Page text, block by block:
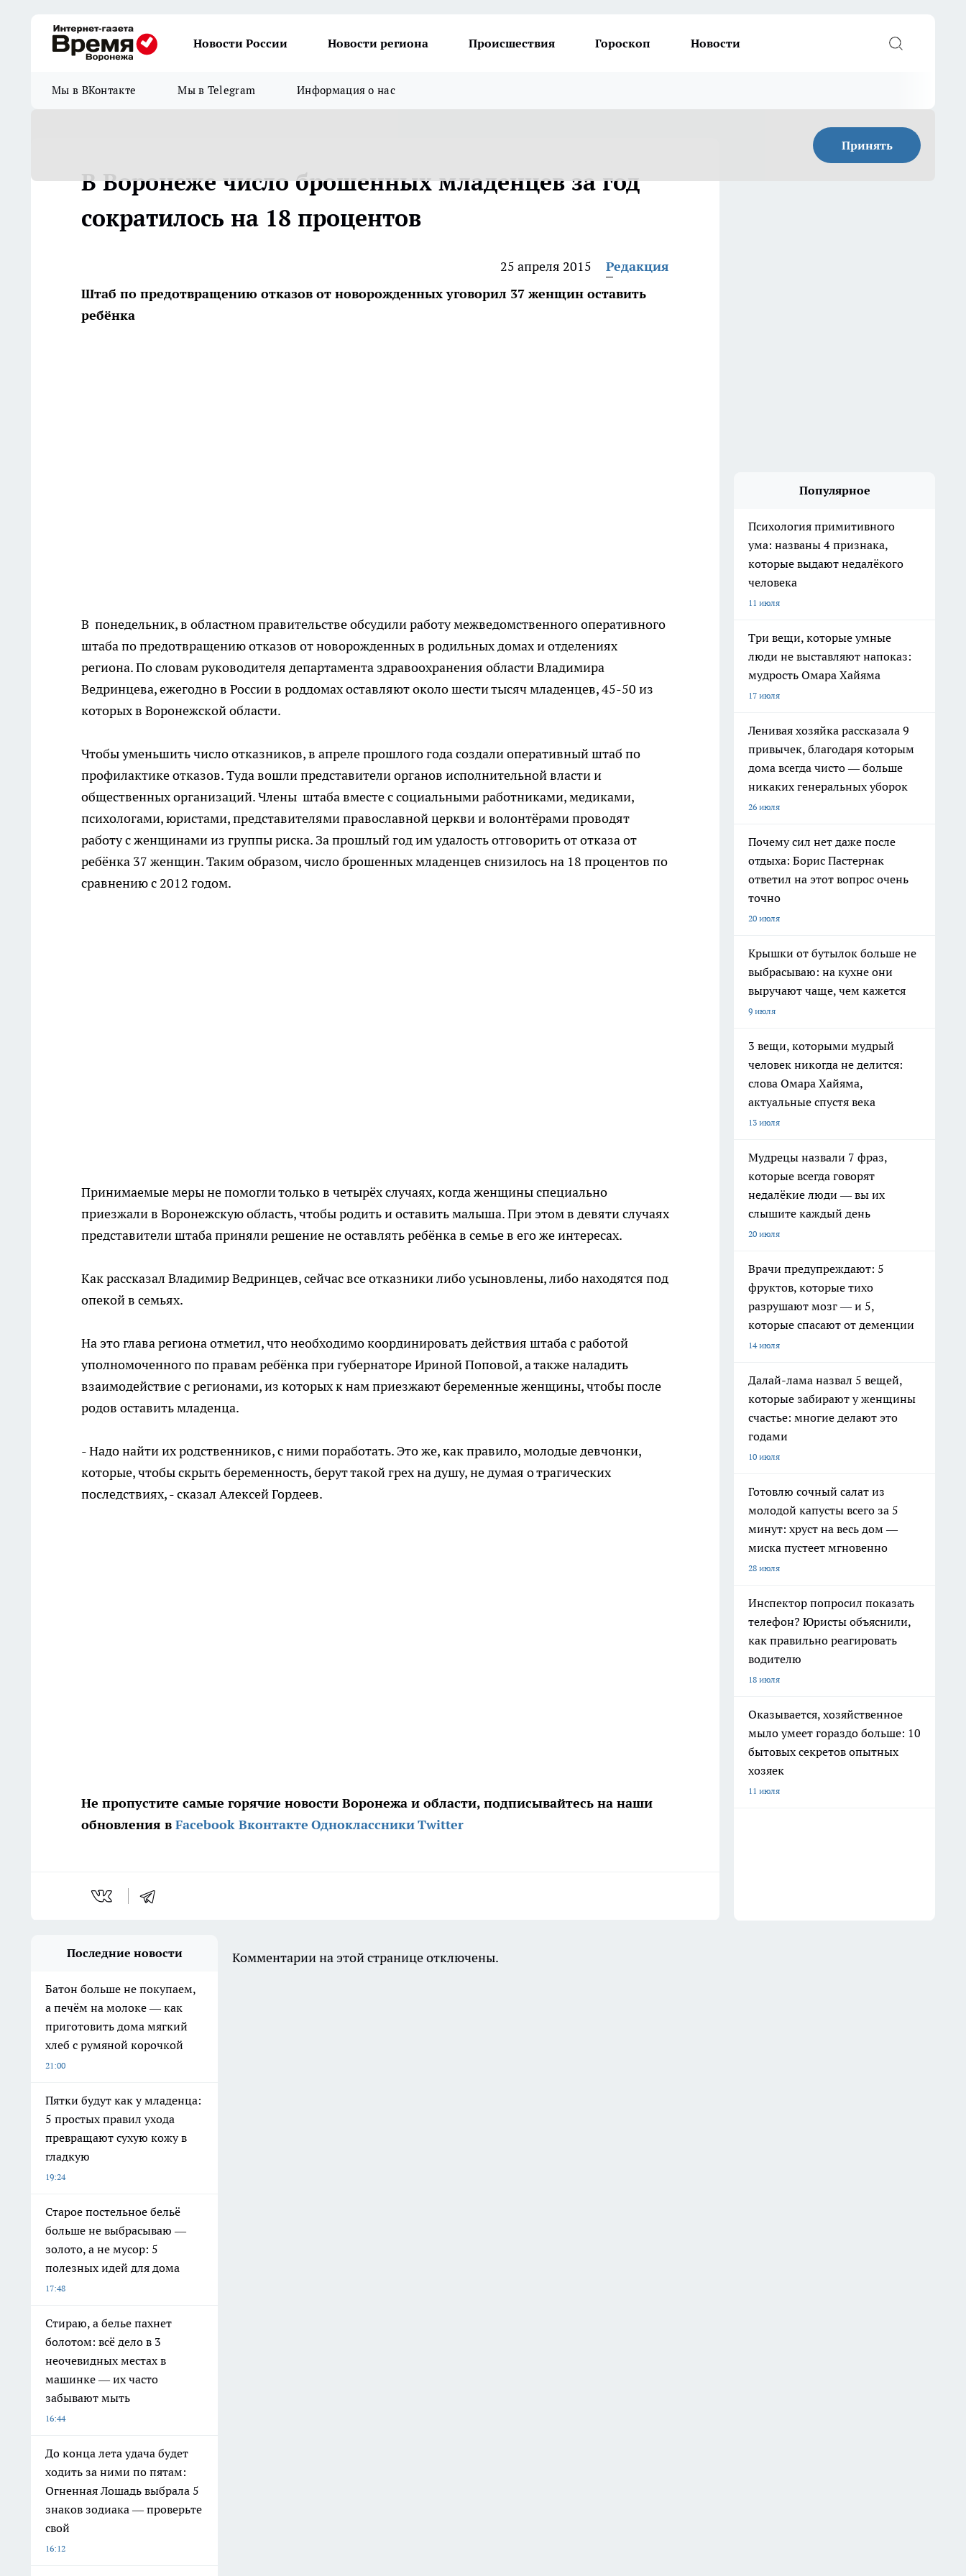
Новости России Новости региона Происшествия Гороскоп Новости
Мы в ВКонтакте Мы в Telegram Информация о нас
Принять
В Воронеже число брошенных младенцев за год
сократилось на 18 процентов
25 апреля 2015
Редакция
Штаб по предотвращению отказов от новорожденных уговорил 37 женщин оставить
ребёнка
В понедельник, в областном правительстве обсудили работу межведомственного оперативного
штаба по предотвращению отказов от новорожденных в родильных домах и отделениях
региона. По словам руководителя департамента здравоохранения области Владимира
Ведринцева, ежегодно в России в роддомах оставляют около шести тысяч младенцев, 45-50 из
которых в Воронежской области.
Чтобы уменьшить число отказников, в апреле прошлого года создали оперативный штаб по
профилактике отказов. Туда вошли представители органов исполнительной власти и
общественных организаций. Члены штаба вместе с социальными работниками, медиками,
психологами, юристами, представителями православной церкви и волонтёрами проводят
работу с женщинами из группы риска. За прошлый год им удалость отговорить от отказа от
ребёнка 37 женщин. Таким образом, число брошенных младенцев снизилось на 18 процентов по
сравнению с 2012 годом.
Принимаемые меры не помогли только в четырёх случаях, когда женщины специально
приезжали в Воронежскую область, чтобы родить и оставить малыша. При этом в девяти случаях
представители штаба приняли решение не оставлять ребёнка в семье в его же интересах.
Как рассказал Владимир Ведринцев, сейчас все отказники либо усыновлены, либо находятся под
опекой в семьях.
На это глава региона отметил, что необходимо координировать действия штаба с работой
уполномоченного по правам ребёнка при губернаторе Ириной Поповой, а также наладить
взаимодействие с регионами, из которых к нам приезжают беременные женщины, чтобы после
родов оставить младенца.
- Надо найти их родственников, с ними поработать. Это же, как правило, молодые девчонки,
которые, чтобы скрыть беременность, берут такой грех на душу, не думая о трагических
последствиях, - сказал Алексей Гордеев.
Не пропустите самые горячие новости Воронежа и области, подписывайтесь на наши
обновления в Facebook Вконтакте ОдноклассникиTwitter
Популярное
Психология примитивного
ума: названы 4 признака,
которые выдают недалёкого
человека
11 июля
Три вещи, которые умные
люди не выставляют напоказ:
мудрость Омара Хайяма
17 июля
Ленивая хозяйка рассказала 9
привычек, благодаря которым
дома всегда чисто — больше
никаких генеральных уборок
26 июля
Почему сил нет даже после
отдыха: Борис Пастернак
ответил на этот вопрос очень
точно
20 июля
Крышки от бутылок больше не
выбрасываю: на кухне они
выручают чаще, чем кажется
9 июля
3 вещи, которыми мудрый
человек никогда не делится:
слова Омара Хайяма,
актуальные спустя века
13 июля
Мудрецы назвали 7 фраз,
которые всегда говорят
недалёкие люди — вы их
слышите каждый день
20 июля
Врачи предупреждают: 5
фруктов, которые тихо
разрушают мозг — и 5,
которые спасают от деменции
14 июля
Далай-лама назвал 5 вещей,
которые забирают у женщины
счастье: многие делают это
годами
10 июля
Готовлю сочный салат из
молодой капусты всего за 5
минут: хруст на весь дом —
миска пустеет мгновенно
28 июля
Инспектор попросил показать
телефон? Юристы объяснили,
как правильно реагировать
водителю
18 июля
Оказывается, хозяйственное
мыло умеет гораздо больше: 10
бытовых секретов опытных
хозяек
11 июля
Последние новости
Батон больше не покупаем,
а печём на молоке — как
приготовить дома мягкий
хлеб с румяной корочкой
21:00
Пятки будут как у младенца:
5 простых правил ухода
превращают сухую кожу в
гладкую
19:24
Старое постельное бельё
больше не выбрасываю —
золото, а не мусор: 5
полезных идей для дома
17:48
Стираю, а белье пахнет
болотом: всё дело в 3
неочевидных местах в
машинке — их часто
забывают мыть
16:44
До конца лета удача будет
ходить за ними по пятам:
Огненная Лошадь выбрала 5
знаков зодиака — проверьте
свой
16:12
Комментарии на этой странице отключены.